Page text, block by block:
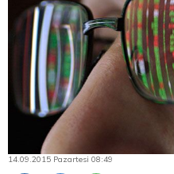
14.09.2015 Pazartesi 08:49